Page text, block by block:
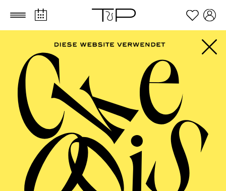
Zum Hauptinhalt springen Zum Footer springen
FILTER
SEPTEMBER 2026
PHILHARMONIE ESSEN
Friday
04.09.2026
20:00 - 23:00